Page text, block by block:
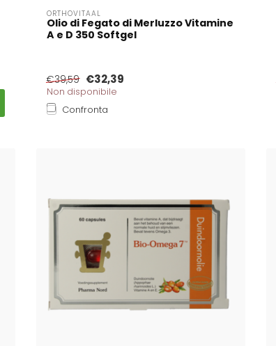
ORTHOVITAAL
Olio di Fegato di Merluzzo Vitamine
A e D 350 Softgel
€39,59 €32,39
Non disponibile
Confronta